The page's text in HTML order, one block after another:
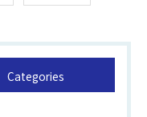
Categories